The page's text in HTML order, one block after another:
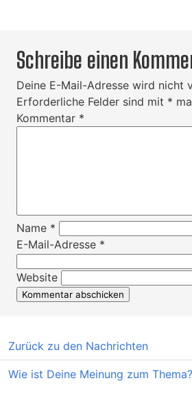
Schreibe einen
Deine E-Mail-Adresse wird nicht
Erforderliche Felder sind mit *
Kommentar *
Name *
E-Mail-Adresse *
Website
Zurück zu den Nachrichten
Wie ist Deine Meinung zum Thema?